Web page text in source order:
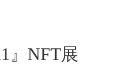
』NFT展